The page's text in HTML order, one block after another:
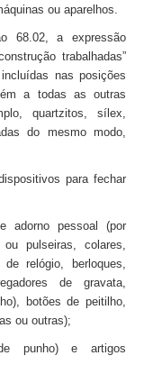
ou aparelhos.
68.02, a expressão
trabalhadas”
nas posições
a todas as outras
quartzitos, sílex,
do mesmo modo,
para fechar
adorno pessoal (por
pulseiras, colares,
relógio, berloques,
de gravata,
botões de peitilho,
ou outras);
punho) e artigos